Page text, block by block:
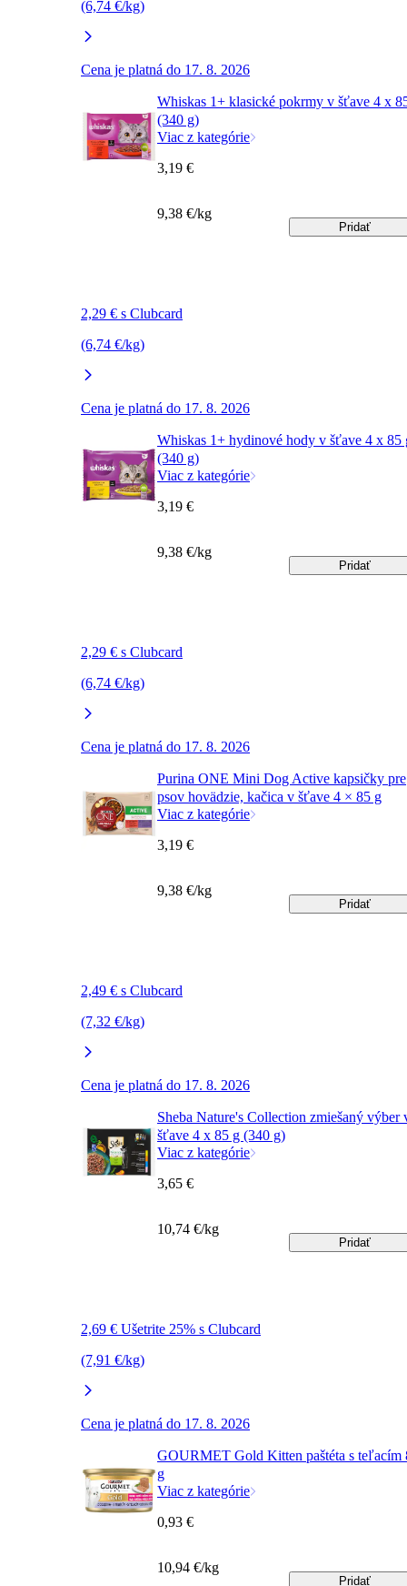
(6,74 €/kg)
Cena je platná do 17. 8. 2026
Whiskas 1+ klasické pokrmy v šťave 4 x
(340 g)
Viac z kategórie
2,29 € s Clubcard
(6,74 €/kg)
Cena je platná do 17. 8. 2026
3,19 €
9,38 €/kg
Pridať
Whiskas 1+ hydinové hody v šťave 4 x 85
(340 g)
Viac z kategórie
2,29 € s Clubcard
(6,74 €/kg)
Cena je platná do 17. 8. 2026
3,19 €
9,38 €/kg
Pridať
Purina ONE Mini Dog Active kapsičky pre
psov hovädzie, kačica v šťave 4 × 85 g
Viac z kategórie
2,49 € s Clubcard
(7,32 €/kg)
Cena je platná do 17. 8. 2026
3,19 €
9,38 €/kg
Pridať
Sheba Nature's Collection zmiešaný výber
šťave 4 x 85 g (340 g)
Viac z kategórie
2,69 € Ušetrite 25% s Clubcard
(7,91 €/kg)
Cena je platná do 17. 8. 2026
3,65 €
10,74 €/kg
Pridať
GOURMET Gold Kitten paštéta s teľacím
g
Viac z kategórie
0,93 €
10,94 €/kg
Pridať